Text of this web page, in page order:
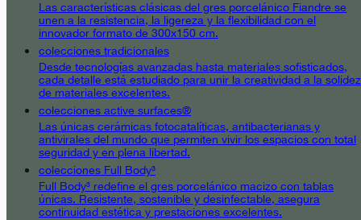
Las características clásicas del gres porcelánico Fiandre se
unen a la resistencia, la ligereza y la flexibilidad con el
innovador formato de 300x150 cm.
colecciones tradicionales
Desde tecnologías avanzadas hasta materiales sofisticados,
cada detalle está estudiado para unir la creatividad a la solidez
de materiales excelentes.
colecciones active surfaces®
Las únicas cerámicas fotocatalíticas, antibacterianas y
antivirales del mundo que permiten vivir los espacios con total
seguridad y en plena libertad.
colecciones Full Body³
Full Body³ redefine el gres porcelánico macizo con tablas
únicas. Resistente, sostenible y desinfectable, asegura
continuidad estética y prestaciones excelentes.